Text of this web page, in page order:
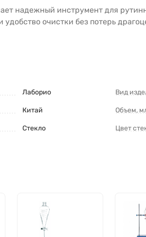
надежный инструмент для
удобство очистки без потерь
Лаборио
Китай
Стекло
Вид
Объем,
Цвет